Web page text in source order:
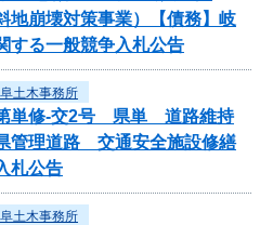
地崩壊対策事業）【債務】岐
る一般競争入札公告
土木事務所
第単修-交2号 県単 道路維持
管理道路 交通安全施設修繕
札公告
土木事務所